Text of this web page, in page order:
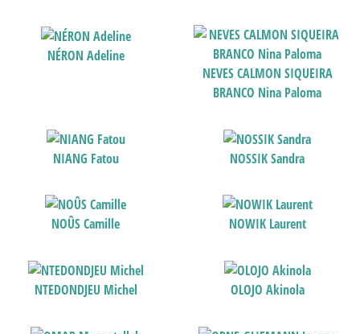
NÉRON Adeline
NEVES CALMON SIQUEIRA
BRANCO Nina Paloma
NIANG Fatou NOSSIK Sandra
NOÛS Camille NOWIK Laurent
NTEDONDJEU Michel OLOJO Akinola